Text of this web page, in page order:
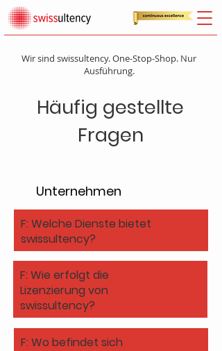
Wir sind swissultency. One-Stop-Shop. Nur
Ausführung.
Häufig gestellte
Fragen
Unternehmen
F: Welche Dienste bietet
swissultency?
F: Wie erfolgt die
Lizenzierung von
swissultency?
F: Wo befindet sich